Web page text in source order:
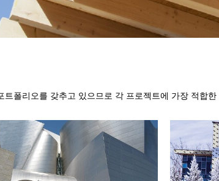
폴리오를 갖추고 있으므로 각 프로젝트에 가장 적합